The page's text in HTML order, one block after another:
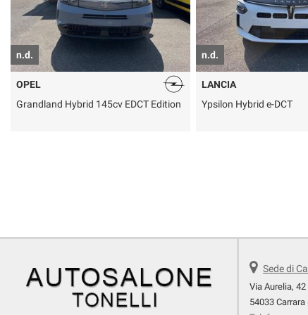
n.d.
LANCIA
Ypsilon Hybrid e-DCT
n.d.
PEUGEOT
3008 Hybrid 145 e-DCS6
Sede di
Via Aurelia, 42
54033 Carrara